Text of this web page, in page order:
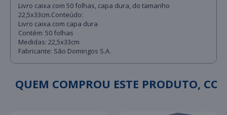
Livro caixa com 50 folhas, capa dura, do tamanho
22,5x33cm.Conteúdo:
Livro caixa com capa dura
Contém: 50 folhas
Medidas: 22,5x33cm
Fabricante: São Domingos S.A.
QUEM COMPROU ESTE PRODUTO,